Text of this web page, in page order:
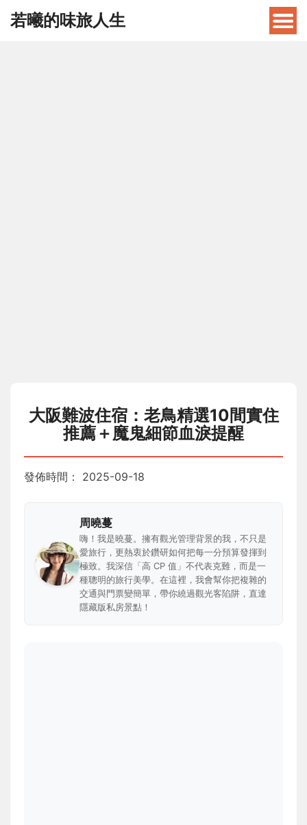
若曦的味旅人生
大阪難波住宿：老鳥精選10間實住
推薦＋魔鬼細節血淚提醒
發佈時間： 2025-09-18
周曉蔓
嗨！我是曉蔓。擁有觀光管理背景的我，不只是
愛旅行，更熱衷於鑽研如何把每一分預算發揮到
極致。我深信「高 CP 值」不代表克難，而是一
種聰明的旅行美學。在這裡，我會幫你把複雜的
交通與門票變簡單，帶你繞過觀光客陷阱，直達
隱藏版私房景點！